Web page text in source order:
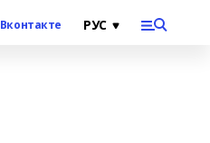
Вконтакте